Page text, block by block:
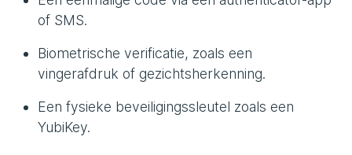
of SMS.
Biometrische verificatie, zoals een
vingerafdruk of gezichtsherkenning.
Een fysieke beveiligingssleutel zoals een
YubiKey.